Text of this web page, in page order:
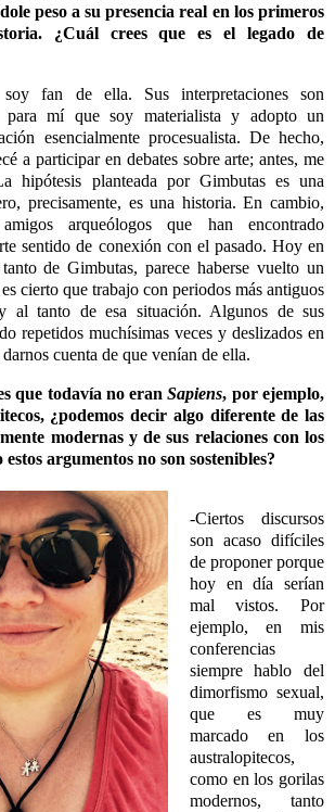
peso a su presencia real en los primeros
¿Cuál crees que es el legado de
fan de ella. Sus interpretaciones son
para mí que soy materialista y adopto un
esencialmente procesualista. De hecho,
a participar en debates sobre arte; antes, me
hipótesis planteada por Gimbutas es una
precisamente, es una historia. En cambio,
arqueólogos que han encontrado
sentido de conexión con el pasado. Hoy en
de Gimbutas, parece haberse vuelto un
cierto que trabajo con periodos más antiguos
al tanto de esa situación. Algunos de sus
repetidos muchísimas veces y deslizados en
cuenta de que venían de ella.
que todavía no eranSapiens, por ejemplo,
¿podemos decir algo diferente de las
modernas y de sus relaciones con los
argumentos no son sostenibles?
-Ciertos discursos
son acaso difíciles
de proponer porque
hoy en día serían
mal vistos. Por
ejemplo, en mis
conferencias
siempre hablo del
dimorfismo sexual,
que es muy
marcado en los
australopitecos,
como en los gorilas
modernos, tanto